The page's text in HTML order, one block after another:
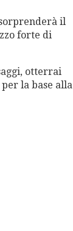
il
forte di
otterrai
la base alla